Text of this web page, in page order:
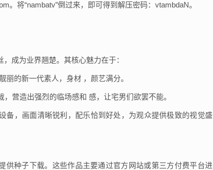
。将“nambatv”倒过来，即可得到解压密码：vtambdaN。
成为业界翘楚。其核心魅力在于：
丽的新一代素人，身材 ，颜艺满分。
营造出强烈的临场感和 感，让宅男们欲罢不能。
备，画面清晰锐利，配乐恰到好处，为观众提供极致的视觉盛
供种子下载。这些作品主要通过官方网站或第三方付费平台进